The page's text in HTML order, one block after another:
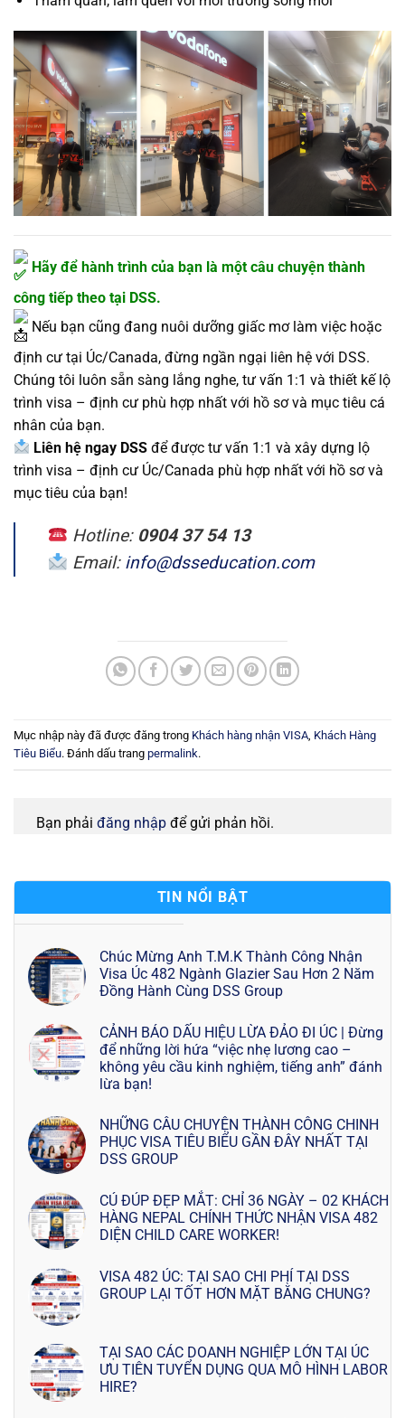
Hãy để hành trình của bạn là một câu chuyện thành
công tiếp theo tại DSS.
Nếu bạn cũng đang nuôi dưỡng giấc mơ làm việc hoặc
định cư tại Úc/Canada, đừng ngần ngại liên hệ với DSS.
Chúng tôi luôn sẵn sàng lắng nghe, tư vấn 1:1 và thiết kế lộ
trình visa – định cư phù hợp nhất với hồ sơ và mục tiêu cá
nhân của bạn.
Liên hệ ngay DSS để được tư vấn 1:1 và xây dựng lộ
trình visa – định cư Úc/Canada phù hợp nhất với hồ sơ và
mục tiêu của bạn!
Hotline: 0904 37 54 13
Email: info@dsseducation.com
Mục nhập này đã được đăng trong Khách hàng nhận VISA Khách Hàng
Tiêu Biểu. Đánh dấu trang permalink.
Bạn phải đăng nhập để gửi phản hồi.
TIN NỔI BẬT
Chúc Mừng Anh T.M.K Thành Công Nhận
Visa Úc 482 Ngành Glazier Sau Hơn 2 Năm
Đồng Hành Cùng DSS Group
CẢNH BÁO DẤU HIỆU LỪA ĐẢO ĐI ÚC | Đừng
để những lời hứa “việc nhẹ lương cao –
không yêu cầu kinh nghiệm, tiếng anh” đánh
lừa bạn!
NHỮNG CÂU CHUYỆN THÀNH CÔNG CHINH
PHỤC VISA TIÊU BIỂU GẦN ĐÂY NHẤT TẠI
DSS GROUP
CÚ ĐÚP ĐẸP MẮT: CHỈ 36 NGÀY – 02 KHÁCH
HÀNG NEPAL CHÍNH THỨC NHẬN VISA 482
DIỆN CHILD CARE WORKER!
VISA 482 ÚC: TẠI SAO CHI PHÍ TẠI DSS
GROUP LẠI TỐT HƠN MẶT BẰNG CHUNG?
TẠI SAO CÁC DOANH NGHIỆP LỚN TẠI ÚC
ƯU TIÊN TUYỂN DỤNG QUA MÔ HÌNH LABOR
HIRE?